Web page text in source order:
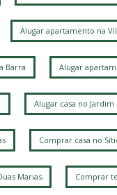
Alugar apartamento na
Barra Alugar
Alugar casa no Jardim
Comprar casa no
Marias Comprar